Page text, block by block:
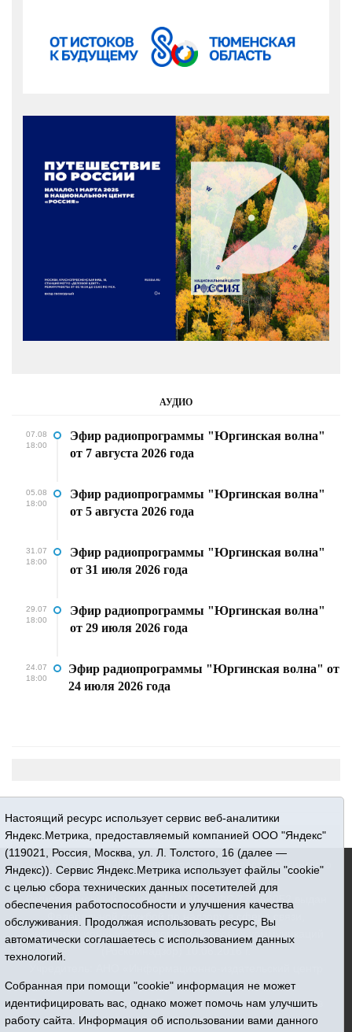
АУДИО
07.08
18:00
Эфир радиопрограммы "Юргинская волна"
от 7 августа 2026 года
05.08
18:00
Эфир радиопрограммы "Юргинская волна"
от 5 августа 2026 года
31.07
18:00
Эфир радиопрограммы "Юргинская волна"
от 31 июля 2026 года
29.07
18:00
Эфир радиопрограммы "Юргинская волна"
от 29 июля 2026 года
24.07
18:00
Эфир радиопрограммы "Юргинская волна" от
24 июля 2026 года
16+ © 2015-2026 Сетевое издание «Новости Юргинского
Регистрационный номер СМИ ЭЛ № ФС 77 - 66052 выдан
Федеральной службой по надзору в сфере связи,
«Призыв»
Все права защищены © При использовании материалов
ссылка обязательна
Настоящий ресурс использует сервис веб-аналитики
Яндекс.Метрика, предоставляемый компанией ООО "Яндекс"
(119021, Россия, Москва, ул. Л. Толстого, 16 (далее —
Яндекс)). Сервис Яндекс.Метрика использует файлы "cookie"
с целью сбора технических данных посетителей для
обеспечения работоспособности и улучшения качества
обслуживания. Продолжая использовать ресурс, Вы
автоматически соглашаетесь с использованием данных
технологий.
Собранная при помощи "cookie" информация не может
идентифицировать вас, однако может помочь нам улучшить
работу сайта. Информация об использовании вами данного